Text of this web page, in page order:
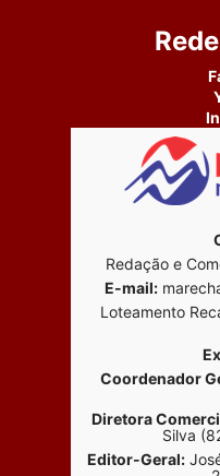
Redação e
E-mail:
Loteamento
Coordenador
Diretora
Silva
Editor-Geral: